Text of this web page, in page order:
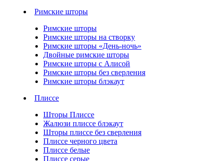
Римские шторы
Римские шторы
Римские шторы на створку
Римские шторы «День-ночь»
Двойные римские шторы
Римские шторы с Алисой
Римские шторы без сверления
Римские шторы блэкаут
Плиссе
Шторы Плиссе
Жалюзи плиссе блэкаут
Шторы плиссе без сверления
Плиссе черного цвета
Плиссе белые
Плиссе серые